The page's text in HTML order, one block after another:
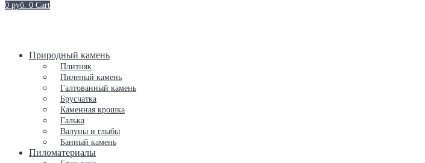
0 руб. 0 Cart
Природный камень
Плитняк
Пиленый камень
Галтованный камень
Брусчатка
Каменная крошка
Галька
Валуны и глыбы
Банный камень
Пиломатериалы